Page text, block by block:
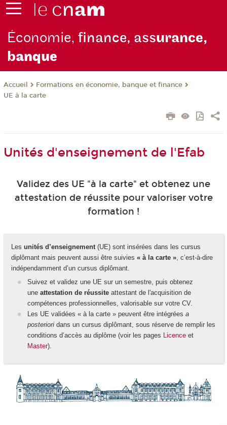
Économie,finance, assurance,
banque
Accueil
Formations en économie, banque et finance
UE à la carte
Unités d'enseignement de l'Efab
Validez des UE "à la carte" et obtenez une
attestation de réussite pour valoriser votre
formation !
Les unités d’enseignement(UE) sont insérées dans les cursus
diplômant mais peuvent aussi être suivies « à la carte », c’est-à-dire
indépendamment d’un cursus diplômant.
Suivez et validez une UE sur un semestre, puis obtenez
une attestation de réussite attestant de l'acquisition de
compétences professionnelles, valorisable sur votre CV.
Les UE validées « à la carte » peuvent être intégrées a
posteriori dans un cursus diplômant, sous réserve de remplir les
conditions d’accès au diplôme (voir les pages
Licence et
Master).